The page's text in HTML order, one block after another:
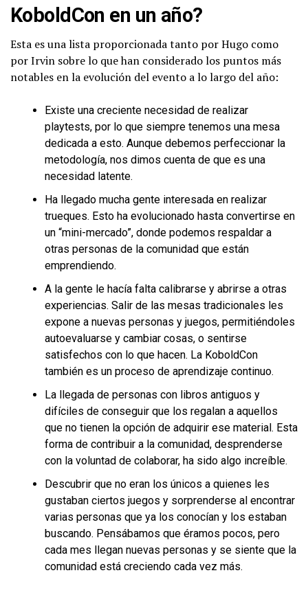
KoboldCon en un año?
Esta es una lista proporcionada tanto por Hugo como
por Irvin sobre lo que han considerado los puntos más
notables en la evolución del evento a lo largo del año:
Existe una creciente necesidad de realizar
playtests, por lo que siempre tenemos una mesa
dedicada a esto. Aunque debemos perfeccionar la
metodología, nos dimos cuenta de que es una
necesidad latente.
Ha llegado mucha gente interesada en realizar
trueques. Esto ha evolucionado hasta convertirse en
un “mini-mercado”, donde podemos respaldar a
otras personas de la comunidad que están
emprendiendo.
A la gente le hacía falta calibrarse y abrirse a otras
experiencias. Salir de las mesas tradicionales les
expone a nuevas personas y juegos, permitiéndoles
autoevaluarse y cambiar cosas, o sentirse
satisfechos con lo que hacen. La KoboldCon
también es un proceso de aprendizaje continuo.
La llegada de personas con libros antiguos y
difíciles de conseguir que los regalan a aquellos
que no tienen la opción de adquirir ese material. Esta
forma de contribuir a la comunidad, desprenderse
con la voluntad de colaborar, ha sido algo increíble.
Descubrir que no eran los únicos a quienes les
gustaban ciertos juegos y sorprenderse al encontrar
varias personas que ya los conocían y los estaban
buscando. Pensábamos que éramos pocos, pero
cada mes llegan nuevas personas y se siente que la
comunidad está creciendo cada vez más.